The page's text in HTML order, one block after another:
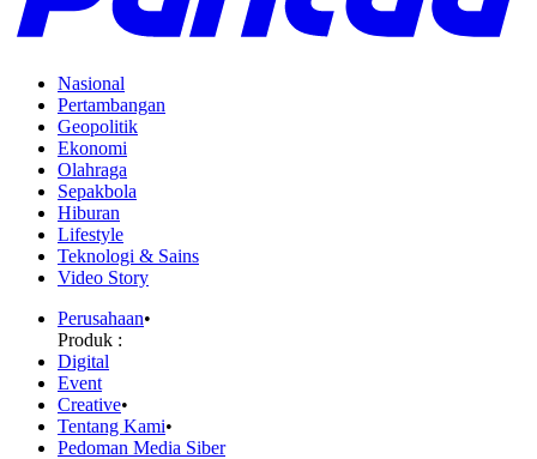
Nasional
Pertambangan
Geopolitik
Ekonomi
Olahraga
Sepakbola
Hiburan
Lifestyle
Teknologi & Sains
Video Story
Perusahaan•
Produk :
Digital
Event
Creative•
Tentang Kami•
Pedoman Media Siber